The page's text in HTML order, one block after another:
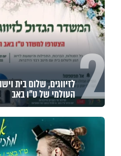
2 לזיווגים, שלום בית
העולמי של ט"ו באב